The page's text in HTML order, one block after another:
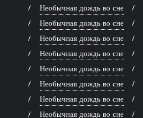
Необычная дождь во сне
Необычная дождь во сне
Необычная дождь во сне
Необычная дождь во сне
Необычная дождь во сне
Необычная дождь во сне
Необычная дождь во сне
Необычная дождь во сне